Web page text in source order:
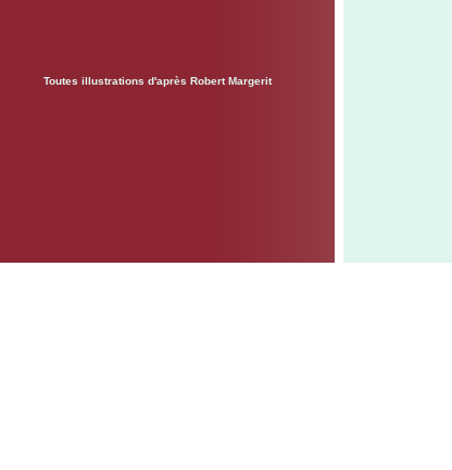
Toutes illustrations d'après Robert Margerit